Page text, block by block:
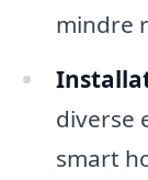
mindre
diverse
smart